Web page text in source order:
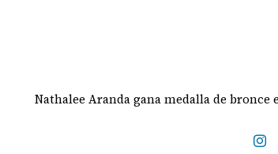
Nathalee Aranda gana medalla de bronce en